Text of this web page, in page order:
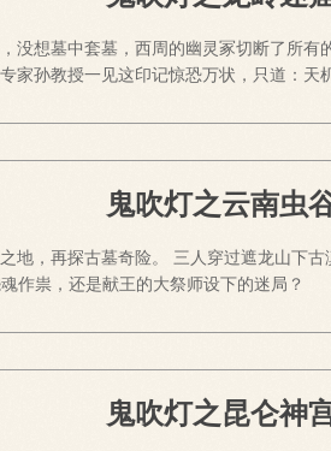
没想墓中套墓，西周的幽灵冢切断了所
家孙教授一见这印记惊恐万状，只道：
鬼吹灯之云南虫
地，再探古墓奇险。 三人穿过遮龙山下
作祟，还是献王的大祭师设下的迷局？
鬼吹灯之昆仑神